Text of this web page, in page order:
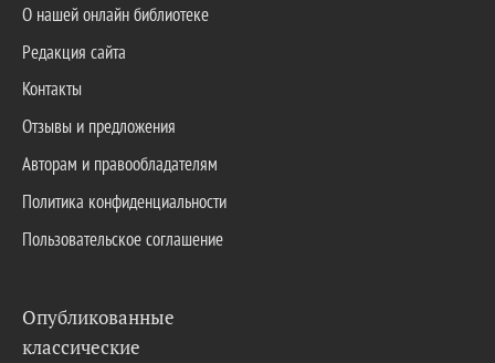
О нашей онлайн библиотеке
Редакция сайта
Контакты
Отзывы и предложения
Авторам и правообладателям
Политика конфиденциальности
Пользовательское соглашение
Опубликованные
классические